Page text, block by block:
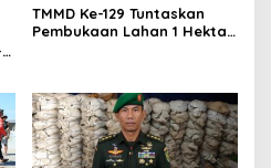
TMMD Ke-129 Tuntaskan
Pembukaan Lahan 1 Hektar,